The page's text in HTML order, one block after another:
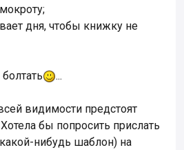
дня, чтобы книжку не
...
видимости предстоят
бы попросить прислать
нибудь шаблон) на